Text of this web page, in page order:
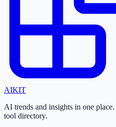
AIKIT
AI trends and insights in one
tool directory.